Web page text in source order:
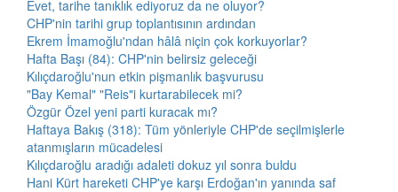
Evet, tarihe tanıklık ediyoruz da ne oluyor?
CHP'nin tarihi grup toplantısının ardından
Ekrem İmamoğlu'ndan hâlâ niçin çok korkuyorlar?
Hafta Başı (84): CHP'nin belirsiz geleceği
Kılıçdaroğlu'nun etkin pişmanlık başvurusu
"Bay Kemal" "Reis"i kurtarabilecek mi?
Özgür Özel yeni parti kuracak mı?
Haftaya Bakış (318): Tüm yönleriyle CHP'de seçilmişlerle
atanmışların mücadelesi
Kılıçdaroğlu aradığı adaleti dokuz yıl sonra buldu
Hani Kürt hareketi CHP'ye karşı Erdoğan'ın yanında saf